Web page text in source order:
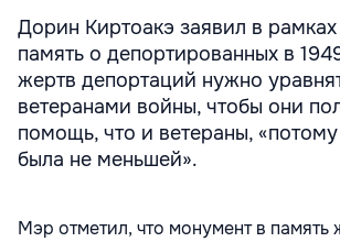
Дорин Киртоакэ заявил в
память о депортированных в
жертв депортаций нужно
ветеранами войны, чтобы они
помощь, что и ветераны,
была не меньшей».
Мэр отметил, что монумент в память